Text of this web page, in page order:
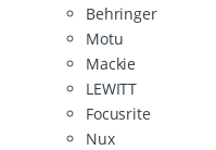
Behringer
Motu
Mackie
LEWITT
Focusrite
Nux